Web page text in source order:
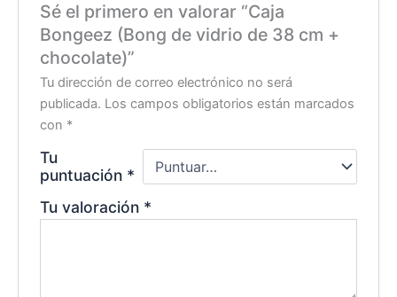
Sé el primero en valorar “Caja
Bongeez (Bong de vidrio de 38 cm +
chocolate)”
Tu dirección de correo electrónico no será
publicada. Los campos obligatorios están marcados
con *
Tu
puntuación *
Tu valoración *